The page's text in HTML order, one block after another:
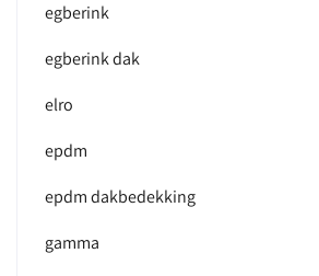
egberink
egberink dak
elro
epdm
epdm dakbedekking
gamma